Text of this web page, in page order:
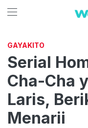
GAYAKITO
Serial
Cha-Cha
Laris,
Menarii